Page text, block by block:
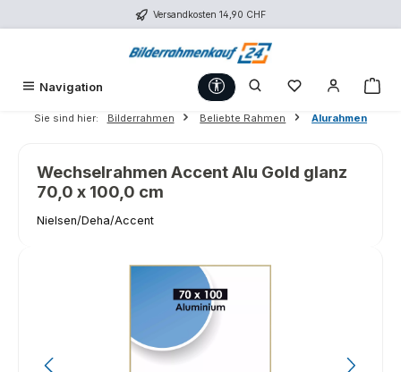
Zum Hauptinhalt springen Versandkosten 14,90 CHF
Navigation Werkzeugleiste anzeigen
Du hast 0
Sie sind hier: Bilderrahmen Beliebte Rahmen Alurahmen
Wechselrahmen Accent Alu Gold glanz
70,0 x 100,0 cm
Nielsen/Deha/Accent